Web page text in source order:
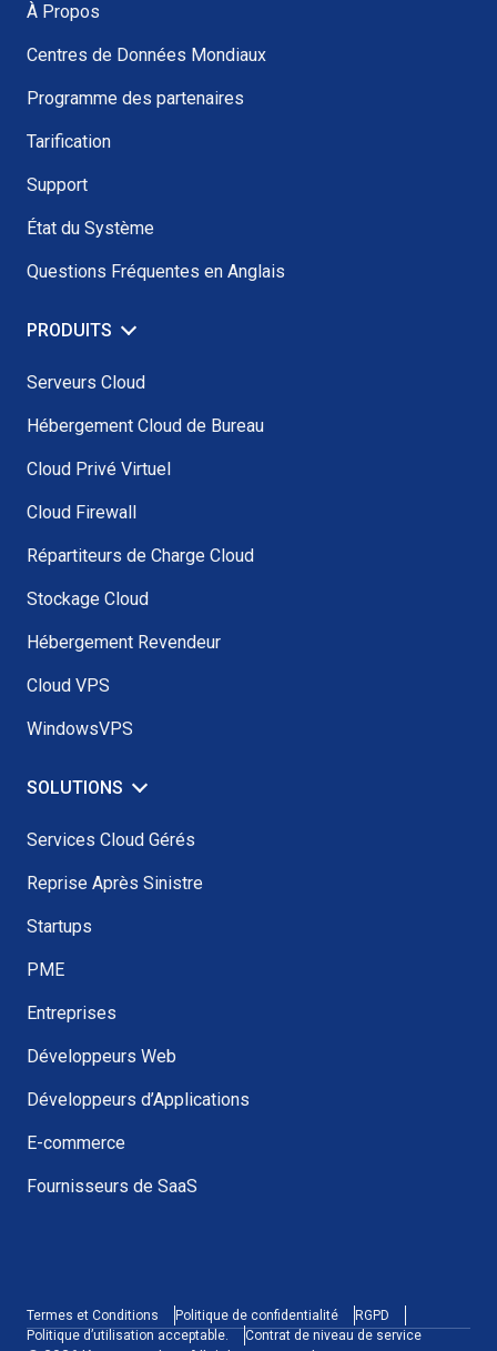
À Propos
Centres de Données Mondiaux
Programme des partenaires
Tarification
Support
État du Système
Questions Fréquentes en Anglais
PRODUITS
Serveurs Cloud
Hébergement Cloud de Bureau
Cloud Privé Virtuel
Cloud Firewall
Répartiteurs de Charge Cloud
Stockage Cloud
Hébergement Revendeur
Cloud VPS
WindowsVPS
SOLUTIONS
Services Cloud Gérés
Reprise Après Sinistre
Startups
PME
Entreprises
Développeurs Web
Développeurs d’Applications
E-commerce
Fournisseurs de SaaS
Termes et Conditions Politique de confidentialité
RGPD
Politique d’utilisation acceptable.
Contrat de niveau de service